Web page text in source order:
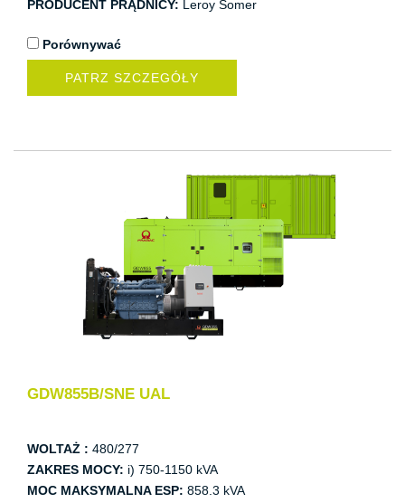
PRODUCENT PRĄDNICY: Leroy Somer
Porównywać
PATRZ SZCZEGÓŁY
GDW855B/SNE UAL
WOLTAŻ : 480/277
ZAKRES MOCY: i) 750-1150 kVA
MOC MAKSYMALNA ESP: 858.3 kVA